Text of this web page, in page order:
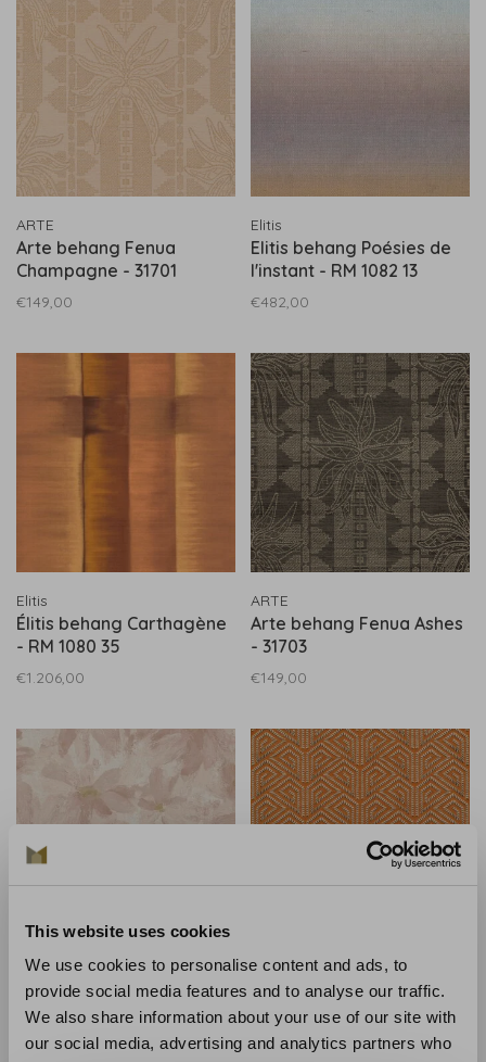
This website uses cookies
We use cookies to personalise content and ads, to
provide social media features and to analyse our traffic.
We also share information about your use of our site with
our social media, advertising and analytics partners who
ARTE
Arte behang Fenua
Champagne - 31701
€149,00
Elitis
Elitis behang Poésies de
l'instant - RM 1082 13
€482,00
Elitis
Élitis behang Carthagène
- RM 1080 35
€1.206,00
ARTE
Arte behang Fenua Ashes
- 31703
€149,00
Omexco
Omexco behang Daisy -
VIR6002
€139,00
ARTE
Arte behang Alata
Orange - 15711
€2.299,00